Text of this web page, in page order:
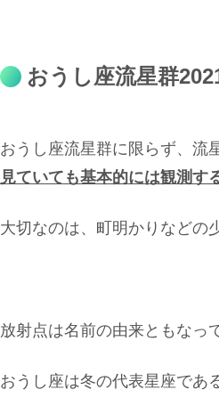
おうし座流星群
おうし座流星群に限らず、流
見ていても基本的には観測す
大切なのは、町明かりなどの
放射点は名前の由来ともなっ
おうし座は冬の代表星座であ